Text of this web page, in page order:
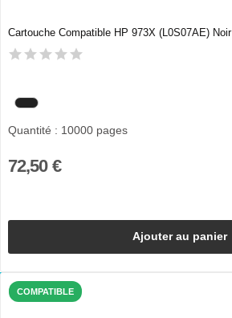
Cartouche Compatible HP 973X (L0S07AE) Noir
Quantité : 10000 pages
72,50 €
Ajouter au panier
COMPATIBLE